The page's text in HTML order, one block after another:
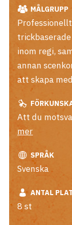
MÅLGRUPP
inom regi,
annan
att skapa
Att du
mer
SPRÅK
Svenska
ANTAL
8 st